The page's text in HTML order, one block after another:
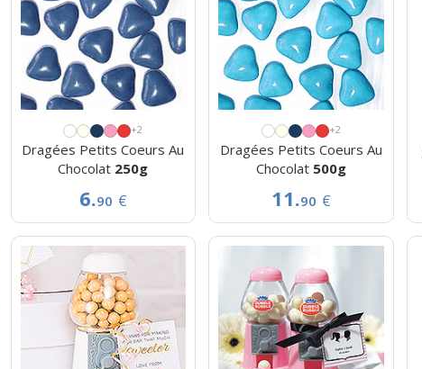
+2
Dragées Petits Coeurs Au
Chocolat 250g
6.90 €
+2
Dragées Petits Coeurs Au
Chocolat 500g
11.90 €